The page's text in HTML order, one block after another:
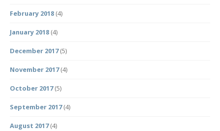
February 2018 (4)
January 2018 (4)
December 2017(5)
November 2017(4)
October 2017(5)
September 2017(4)
August 2017(4)